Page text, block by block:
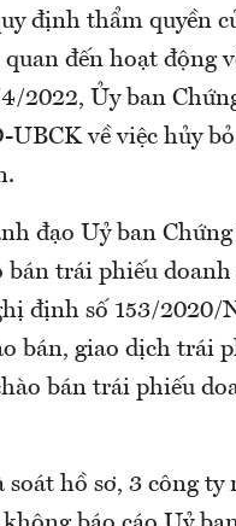
định thẩm quyền
đến hoạt động
2022, Ủy ban
về việc hủy
đạo Uỷ ban
bán trái phiếu
định số 153/2020/
bán, giao dịch trái
bán trái phiếu
hồ sơ, 3 công